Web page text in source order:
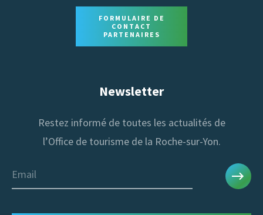
FORMULAIRE DE
CONTACT
PARTENAIRES
Newsletter
Restez informé de toutes les actualités de
l’Office de tourisme de la Roche-sur-Yon.
Email